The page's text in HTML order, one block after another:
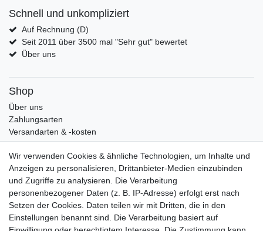
Schnell und unkompliziert
Auf Rechnung (D)
Seit 2011 über 3500 mal "Sehr gut" bewertet
Über uns
Shop
Über uns
Zahlungsarten
Versandarten & -kosten
Widerrufsrecht
Warenkorb
Zur Kasse
Mein Konto
Kundenkonto eröffnen
Im Kundenkonto anmelden
Wir verwenden Cookies & ähnliche Technologien, um Inhalte und
Anzeigen zu personalisieren, Drittanbieter-Medien einzubinden
und Zugriffe zu analysieren. Die Verarbeitung
personenbezogener Daten (z. B. IP-Adresse) erfolgt erst nach
Setzen der Cookies. Daten teilen wir mit Dritten, die in den
Einstellungen benannt sind. Die Verarbeitung basiert auf